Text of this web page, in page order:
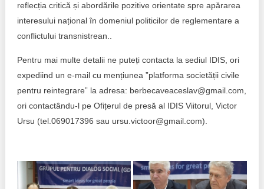
reflecția critică și abordările pozitive orientate spre apărarea
interesului național în domeniul politicilor de reglementare a
conflictului transnistrean..
Pentru mai multe detalii ne puteți contacta la sediul IDIS, ori
expediind un e-mail cu mențiunea ”platforma societății civile
pentru reintegrare” la adresa: berbecaveaceslav@gmail.com,
ori contactându-l pe Ofițerul de presă al IDIS Viitorul, Victor
Ursu (tel.069017396 sau ursu.victoor@gmail.com).